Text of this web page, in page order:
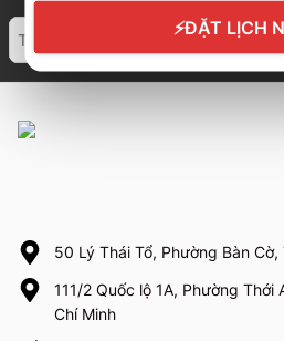
⚡ĐẶT LỊCH
50 Lý Thái Tổ, Phường Bàn
111/2 Quốc lộ 1A, Phường Thới
Chí Minh